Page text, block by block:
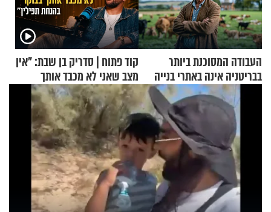
העבודה המסוכנת ביותר
בבריטניה אינה באתרי בנייה
אלא דווקא בשדות
קוד פתוח | סדריק בן שבת: "אין
מצב שאני לא מכבד אותך
בבוקר בהנחת תפילין"